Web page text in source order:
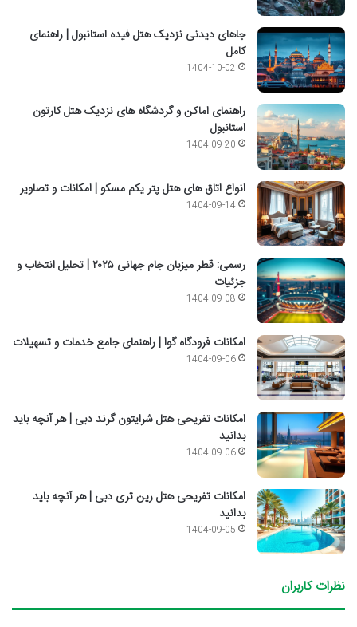
جاهای دیدنی نزدیک هتل فیده استانبول | راهنمای
کامل
1404-10-02
راهنمای اماکن و گردشگاه های نزدیک هتل کارتون
استانبول
1404-09-20
انواع اتاق های هتل پتر یکم مسکو | امکانات و تصاویر
1404-09-14
رسمی: قطر میزبان جام جهانی ۲۰۲۵ | تحلیل انتخاب و
جزئیات
1404-09-08
امکانات فرودگاه گوا | راهنمای جامع خدمات و تسهیلات
1404-09-06
امکانات تفریحی هتل شرایتون گرند دبی | هر آنچه باید
بدانید
1404-09-06
امکانات تفریحی هتل رین تری دبی | هر آنچه باید
بدانید
1404-09-05
نظرات کاربران